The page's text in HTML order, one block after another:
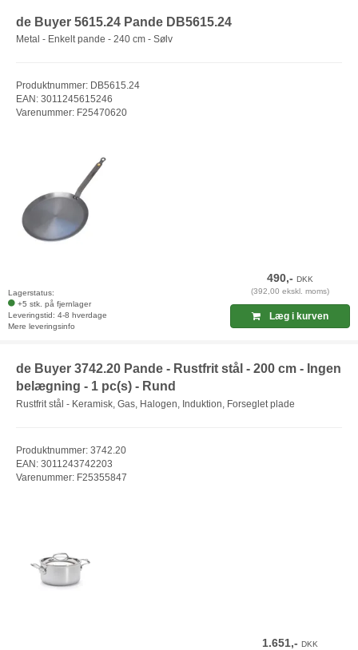
de Buyer 5615.24 Pande DB5615.24
Metal - Enkelt pande - 240 cm - Sølv
Produktnummer: DB5615.24
EAN: 3011245615246
Varenummer: F25470620
Lagerstatus:
+5 stk. på fjernlager
Leveringstid: 4-8 hverdage
Mere leveringsinfo
490,-DKK
(392,00 ekskl. moms)
Læg i kurven
de Buyer 3742.20 Pande - Rustfrit stål - 200 cm - Ingen
belægning - 1 pc(s) - Rund
Rustfrit stål - Keramisk, Gas, Halogen, Induktion, Forseglet plade
Produktnummer: 3742.20
EAN: 3011243742203
Varenummer: F25355847
1.651,-DKK